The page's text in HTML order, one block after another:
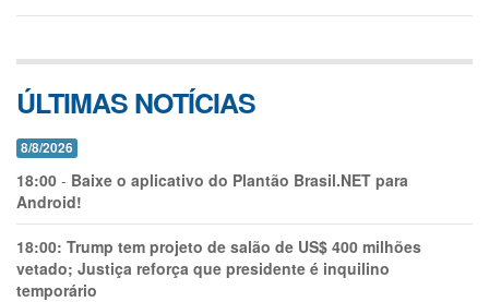
ÚLTIMAS NOTÍCIAS
8/8/2026
18:00 - Baixe o aplicativo do Plantão Brasil.NET para
Android!
18:00: Trump tem projeto de salão de US$ 400 milhões
vetado; Justiça reforça que presidente é inquilino
temporário